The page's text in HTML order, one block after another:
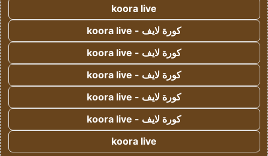
koora live
كورة لايف - koora live
كورة لايف - koora live
كورة لايف - koora live
كورة لايف - koora live
كورة لايف - koora live
koora live